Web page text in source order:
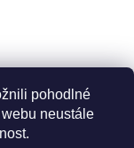
pohodlné
neustále